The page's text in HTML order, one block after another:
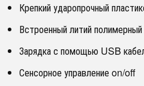
Крепкий ударопрочный
Встроенный литий
Зарядка с помощью USB
Сенсорное управление on/off